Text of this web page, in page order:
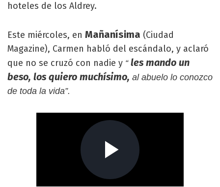
hoteles de los Aldrey.
Este miércoles, en Mañanísima (Ciudad
Magazine), Carmen habló del escándalo, y aclaró
que no se cruzó con nadie y “ les mando un
beso, los quiero muchísimo, al abuelo lo conozco
de toda la vida”.